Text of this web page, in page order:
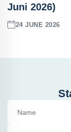
Juni 2026)
24 JUNE 2026